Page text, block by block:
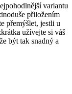
variantu
přiložením
přemýšlet, jestli u
užívejte si váš
být tak snadný a